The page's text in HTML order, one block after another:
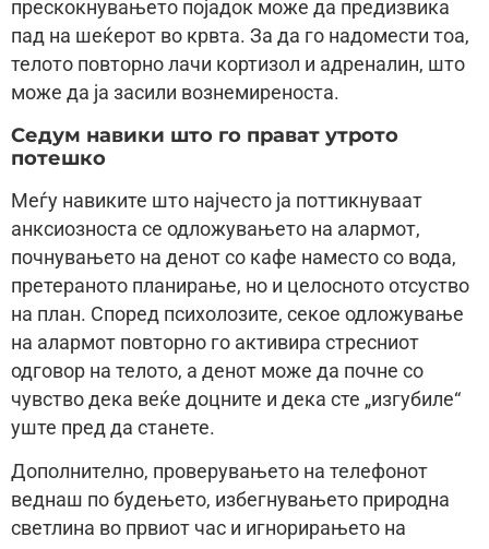
прескокнувањето појадок може да предизвика
пад на шеќерот во крвта. За да го надомести тоа,
телото повторно лачи кортизол и адреналин, што
може да ја засили вознемиреноста.
Седум навики што го прават утрото
потешко
Меѓу навиките што најчесто ја поттикнуваат
анксиозноста се одложувањето на алармот,
почнувањето на денот со кафе наместо со вода,
претераното планирање, но и целосното отсуство
на план. Според психолозите, секое одложување
на алармот повторно го активира стресниот
одговор на телото, а денот може да почне со
чувство дека веќе доцните и дека сте „изгубиле“
уште пред да станете.
Дополнително, проверувањето на телефонот
веднаш по будењето, избегнувањето природна
светлина во првиот час и игнорирањето на